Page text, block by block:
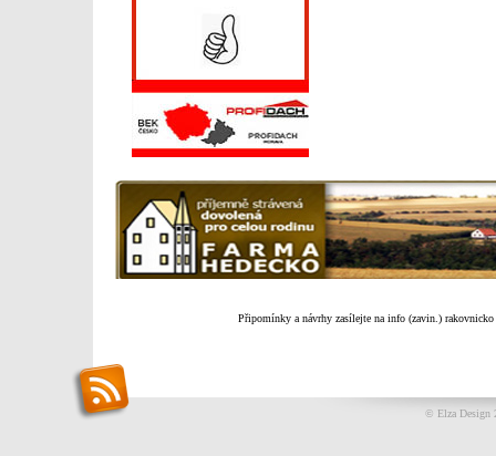
Připomínky a návrhy zasílejte na info (zavin.) rakovnicko
© Elza Design